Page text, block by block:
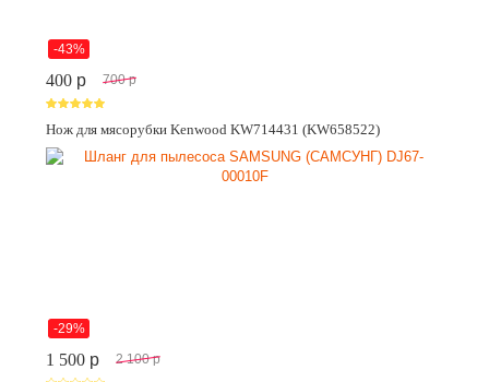
-43%
400 p 700 p
Нож для мясорубки Kenwood KW714431 (KW658522)
-29%
1 500 p 2 100 p